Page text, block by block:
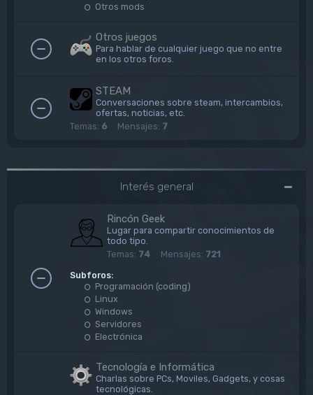
Otros mods
Otros juegos
Para hablar de cualquier juego que no entre
en los otros foros.
STEAM
Conversaciones sobre steam, intercambios,
ofertas, noticias, etc.
Temas: 6 Mensajes: 7
Interés general
Rincón Geek
Lugar para compartir conocimientos de
todo tipo.
Temas: 74 Mensajes: 721
Subforos:
Programación (coding)
Linux
Windows
Servidores
Electrónica
Tecnología e Informática
Charlas sobre PCs, Moviles, Gadgets, y cosas
tecnológicas.